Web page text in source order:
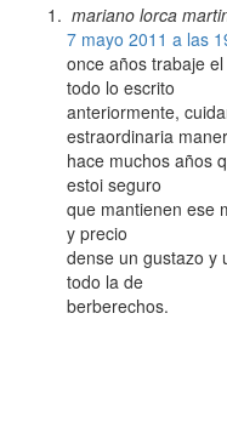
mariano lorca
7 mayo 2011 a las
once años trabaje
todo lo escrito
anteriormente,
estraordinaria
hace muchos años
estoi seguro
que mantienen ese
y precio
dense un gustazo y
todo la de
berberechos.